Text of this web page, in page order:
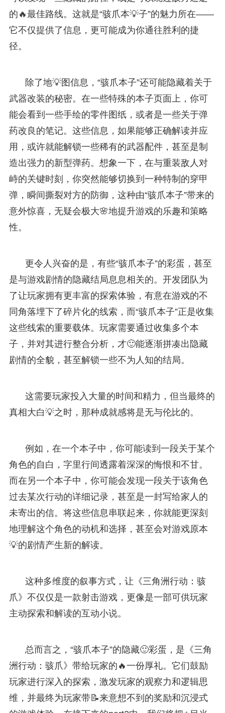
的🔥最佳路线。这就是“骇爪本💡子”的魅力所在——
它不仅提供了信息，更可能成为你通往胜利的捷
径。
除了地💡图信息，“骇爪本子”还可能隐藏着关于
武器改装的秘密。在一些特殊的本子页面上，你可
能会看到一些手绘的零件图纸，或者是一些关于弹
药改良的笔记。这些信息，如果能够正确解读并应
用，或许就能解锁一些稀有的武器配件，甚至是制
造出强力的新型弹药。想象一下，在与重装敌人对
峙的关键时刻，你突然能够切换到一种特制的穿甲
弹，瞬间撕裂对方的防御，这种由“骇爪本子”带来的
意外惊喜，无疑会极大🌸地提升游戏的乐趣和策略
性。
更令人兴奋的是，有些“骇爪本子”的彩蛋，甚至
是与游戏剧情的隐藏结局息息相关的。开发团队为
了让玩家拥有更丰富的探索体验，有意在游戏的不
同角落埋下了碎片化的线索，而“骇爪本子”正是收集
这些线索的重要载体。玩家需要通过收集多个本
子，并对其进行整合分析，才🙂能逐渐拼凑出隐藏
剧情的全貌，甚至解锁一些不为人知的结局。
这需要玩家投入大量的时间和精力，但当最终的
真相大白💡之时，那种成就感将是无与伦比的。
例如，在一个本子中，你可能读到一段关于某个
角色的自白，字里行间透露着深深的悔恨和不甘。
而在另一个本子中，你可能会发现一段关于该角色
过去某次行动的详细记录，甚至是一封写给家人的
未寄出的信。将这些信息串联起来，你就能更深刻
地理解这个角色的动机和选择，甚至会对游戏原本
💡的剧情产生新的解读。
这种多维度的叙事方式，让《三角洲行动：骇
爪》不仅仅是一款射击游戏，更像是一部可供玩家
主动探索和解读的互动小说。
总而言之，“骇爪本子”的隐藏🙂彩蛋，是《三角
洲行动：骇爪》带给玩家的🔥一份厚礼。它们鼓励
玩家进行深入的探索，激发玩家的观察力和逻辑思
维，并最终为玩家带📝来意想不到的奖励和沉浸式